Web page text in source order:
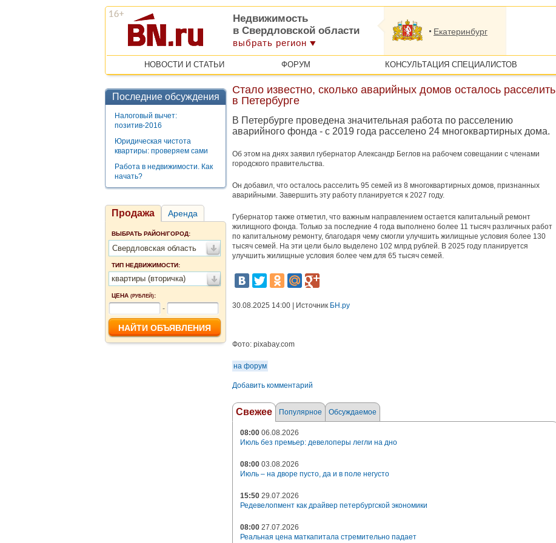
Недвижимость
в Свердловской области
выбрать регион
Екатеринбург
НОВОСТИ И СТАТЬИ ФОРУМ КОНСУЛЬТАЦИЯ СПЕЦИАЛИСТОВ
Последние обсуждения
Налоговый вычет:
позитив-2016
Юридическая чистота
квартиры: проверяем сами
Работа в недвижимости. Как
начать?
Продажа Аренда
ВЫБРАТЬ РАЙОН/ГОРОД:
Свердловская область
ТИП НЕДВИЖИМОСТИ:
квартиры (вторичка)
ЦЕНА (РУБЛЕЙ):
-
Стало известно, сколько аварийных домов осталось расселить
в Петербурге
В Петербурге проведена значительная работа по расселению
аварийного фонда - с 2019 года расселено 24 многоквартирных дома.
Об этом на днях заявил губернатор Александр Беглов на рабочем совещании с членами
городского правительства.
Он добавил, что осталось расселить 95 семей из 8 многоквартирных домов, признанных
аварийными. Завершить эту работу планируется к 2027 году.
Губернатор также отметил, что важным направлением остается капитальный ремонт
жилищного фонда. Только за последние 4 года выполнено более 11 тысяч различных работ
по капитальному ремонту, благодаря чему смогли улучшить жилищные условия более 130
тысяч семей. На эти цели было выделено 102 млрд рублей. В 2025 году планируется
улучшить жилищные условия более чем для 65 тысяч семей.
30.08.2025 14:00 | Источник БН.ру
Фото: pixabay.com
на форум
Добавить комментарий
Свежее Популярное Обсуждаемое
08:00 06.08.2026
Июль без премьер: девелоперы легли на дно
08:00 03.08.2026
Июль – на дворе пусто, да и в поле негусто
15:50 29.07.2026
Редевелопмент как драйвер петербургской экономики
08:00 27.07.2026
Реальная цена маткапитала стремительно падает